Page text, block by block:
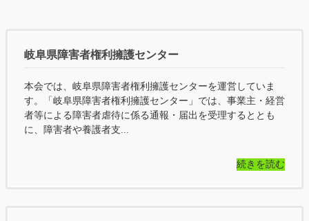
岐阜県障害者権利擁護センター
本会では、岐阜県障害者権利擁護センターを運営していま
す。「岐阜県障害者権利擁護センター」では、事業主・経営
者等による障害者虐待に係る通報・届出を受理するととも
に、障害者や養護者支...
続きを読む